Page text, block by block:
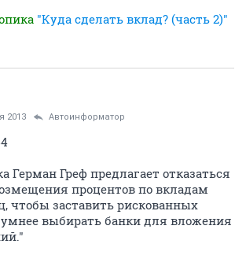
"Куда сделать вклад? (часть 2)"
2013 Автоинформатор
Герман Греф предлагает отказаться
процентов по вкладам
чтобы заставить рискованных
выбирать банки для вложения